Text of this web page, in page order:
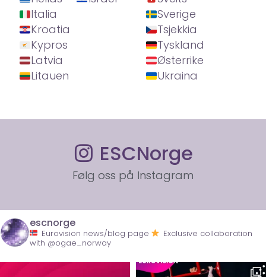
Italia
Kroatia
Kypros
Latvia
Litauen
Sverige
Tsjekkia
Tyskland
Østerrike
Ukraina
ESCNorge
Følg oss på Instagram
escnorge
Eurovision news/blog page
Exclusive collaboration
with @ogae_norway